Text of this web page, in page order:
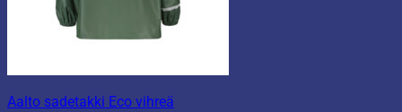
Aalto sadetakki Eco vihreä